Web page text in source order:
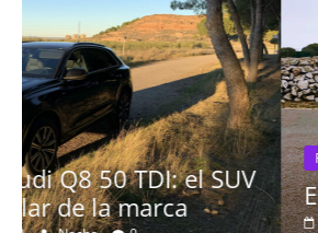
Pruebas
El Seat León 1.6 TDI
16 de agosto de 2019 mospotter84